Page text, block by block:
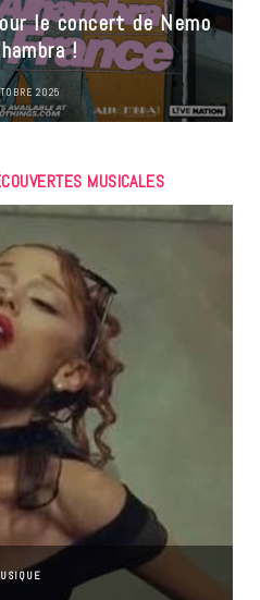
le concert de Nemo
!
2025
MUSICALES